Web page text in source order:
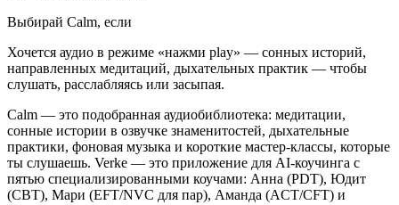
Выбирай Calm, если
Хочется аудио в режиме «нажми play» — сонных историй,
направленных медитаций, дыхательных практик — чтобы
слушать, расслабляясь или засыпая.
Calm — это подобранная аудиобиблиотека: медитации,
сонные истории в озвучке знаменитостей, дыхательные
практики, фоновая музыка и короткие мастер-классы, которые
ты слушаешь. Verke — это приложение для AI-коучинга с
пятью специализированными коучами: Анна (PDT), Юдит
(CBT), Мари (EFT/NVC для пар), Аманда (ACT/CFT) и